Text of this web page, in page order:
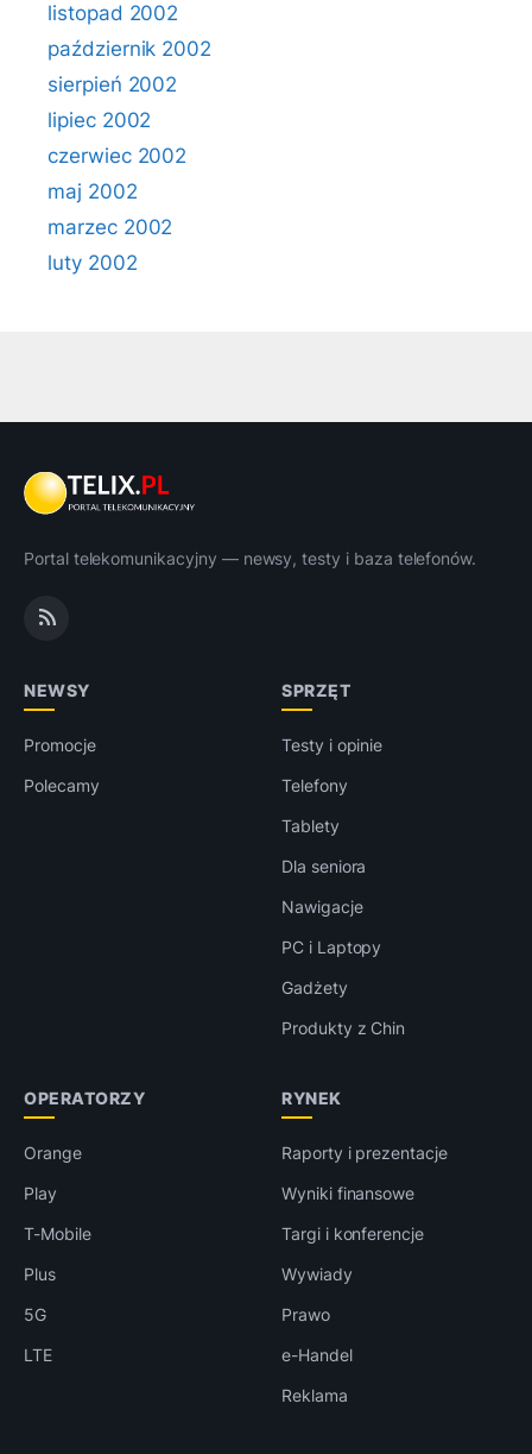
listopad 2002
październik 2002
sierpień 2002
lipiec 2002
czerwiec 2002
maj 2002
marzec 2002
luty 2002
Portal telekomunikacyjny — newsy, testy i baza telefonów.
NEWSY
Promocje
Polecamy
SPRZĘT
Testy i opinie
Telefony
Tablety
Dla seniora
Nawigacje
PC i Laptopy
Gadżety
Produkty z Chin
OPERATORZY
Orange
Play
T-Mobile
Plus
5G
LTE
RYNEK
Raporty i prezentacje
Wyniki finansowe
Targi i konferencje
Wywiady
Prawo
e-Handel
Reklama